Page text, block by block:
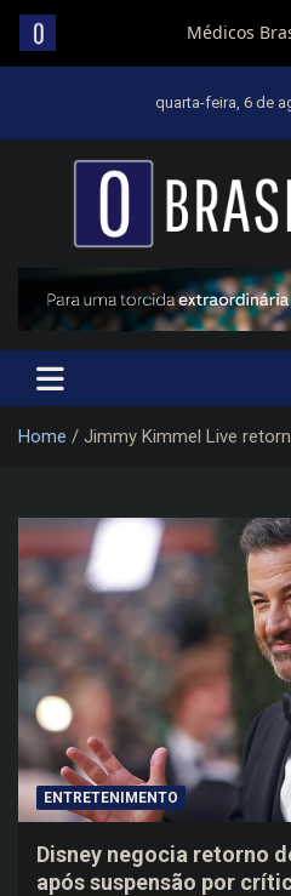
quarta-feira, 6 de
Um diário de notícias
Home Jimmy Kimmel Live
ENTRETENIMENTO
Disney negocia retorno
após suspensão por